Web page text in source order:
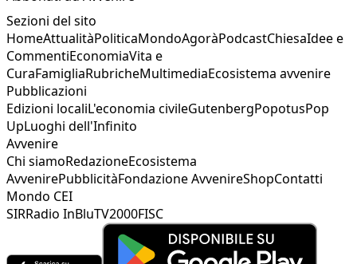
Sezioni del sito
HomeAttualitàPoliticaMondoAgoràPodcastChiesaIdee e
CommentiEconomiaVita e
CuraFamigliaRubricheMultimediaEcosistema avvenire
Pubblicazioni
Edizioni localiL'economia civileGutenbergPopotusPop
UpLuoghi dell'Infinito
Avvenire
Chi siamoRedazioneEcosistema
AvvenirePubblicitàFondazione AvvenireShopContatti
Mondo CEI
SIRRadio InBluTV2000FISC